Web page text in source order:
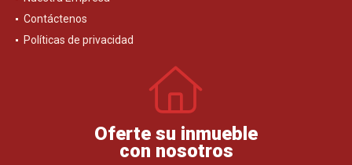
Contáctenos
Políticas de privacidad
Oferte su inmueble
con nosotros